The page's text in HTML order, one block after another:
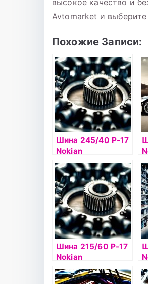
высокое качество и
Avtomarket и
Похожие Записи:
Шина 245/40 Р-17
Nokian
Hakkapelitta 8 95T
б/к шип
Шина 215/60 Р-17
Nokian
Hakkapelitta 8 SUV
100T б/к шип